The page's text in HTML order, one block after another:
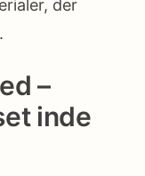
der
–
inde